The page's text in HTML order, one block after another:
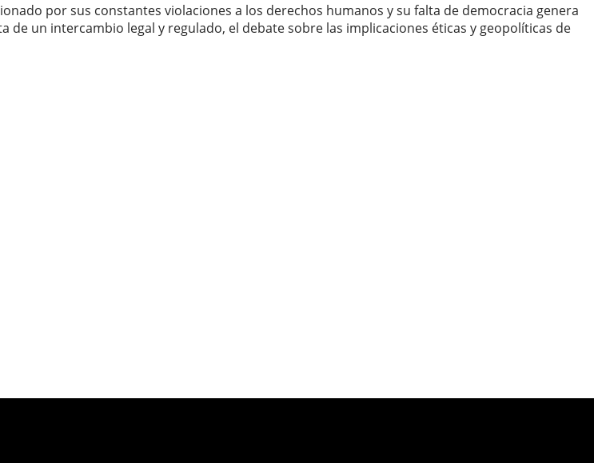
por sus constantes violaciones a los derechos humanos y su falta de democracia genera
un intercambio legal y regulado, el debate sobre las implicaciones éticas y geopolíticas de